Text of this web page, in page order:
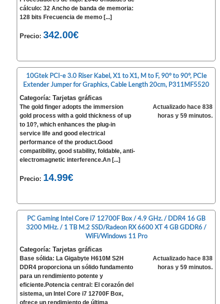
cálculo: 32 Ancho de banda de memoria:
128 bits Frecuencia de memo [...]
Precio:342.00€
10Gtek PCI-e 3.0 Riser Kabel, X1 to X1, M to F, 90° to 90°, PCIe
Extender Jumper for Graphics, Cable Length 20cm, P311MF5520
Categoría: Tarjetas gráficas
The gold finger adopts the immersion
gold process with a gold thickness of up
to 10?, which enhances the plug-in
service life and good electrical
performance of the product.Good
compatibility, good stability, foldable, anti-
electromagnetic interference.An [...]
Precio: 14.99€
Actualizado hace 838
horas y 59 minutos.
PC Gaming Intel Core i7 12700F Box / 4.9 GHz. / DDR4 16 GB
3200 MHz. / 1 TB M.2 SSD/Radeon RX 6600 XT 4 GB GDDR6 /
WiFi/Windows 11 Pro
Categoría: Tarjetas gráficas
Base sólida: La Gigabyte H610M S2H
DDR4 proporciona un sólido fundamento
para un rendimiento potente y
eficiente.Potencia central: El corazón del
sistema, un Intel Core i7 12700F Box,
ofrece un rendimiento de última
Actualizado hace 838
horas y 59 minutos.